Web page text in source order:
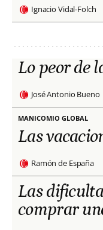
Ignacio Vidal-Folch
Lo peor de
José Antonio Bueno
MANICOMIO GLOBAL
Las
Ramón de España
Las
comprar